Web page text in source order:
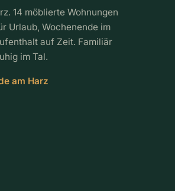
14 möblierte Wohnungen
Urlaub, Wochenende im
auf Zeit. Familiär
im Tal.
am Harz